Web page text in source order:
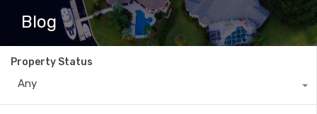
Blog
Property Status
Any